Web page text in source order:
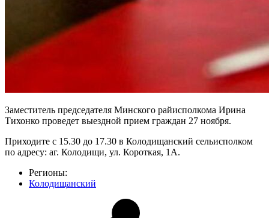
Заместитель председателя Минского райисполкома Ирина
Тихонко проведет выездной прием граждан 27 ноября.
Приходите с 15.30 до 17.30 в Колодищанский сельисполком
по адресу: аг. Колодищи, ул. Короткая, 1А.
Регионы:
Колодищанский